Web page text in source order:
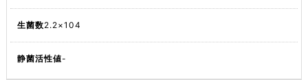
2.2×104
-